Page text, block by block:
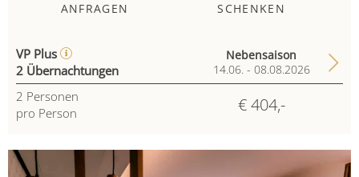
ANFRAGEN SCHENKEN
VP Plus
2 Übernachtungen
Nebensaison
14.06. - 08.08.2026
2 Personen
pro Person
€ 404,-